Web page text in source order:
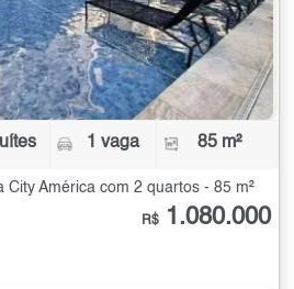
1 vaga 85 m²
City América com 2 quartos - 85 m²
R$ 1.080.000